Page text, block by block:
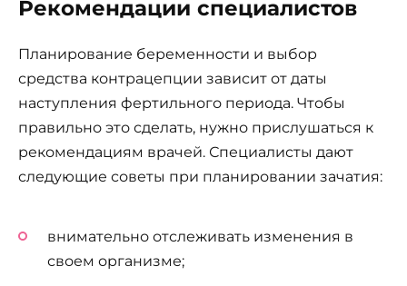
Рекомендации специалистов
Планирование беременности и выбор
средства контрацепции зависит от даты
наступления фертильного периода. Чтобы
правильно это сделать, нужно прислушаться к
рекомендациям врачей. Специалисты дают
следующие советы при планировании зачатия:
внимательно отслеживать изменения в
своем организме;